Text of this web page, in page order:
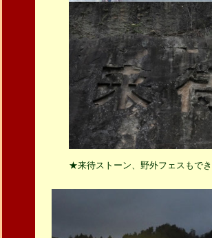
★来待ストーン、野外フェスもで